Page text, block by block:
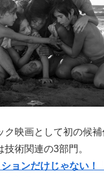
ク映画として初の候
術関連の3部門。
ョンだけじゃない！